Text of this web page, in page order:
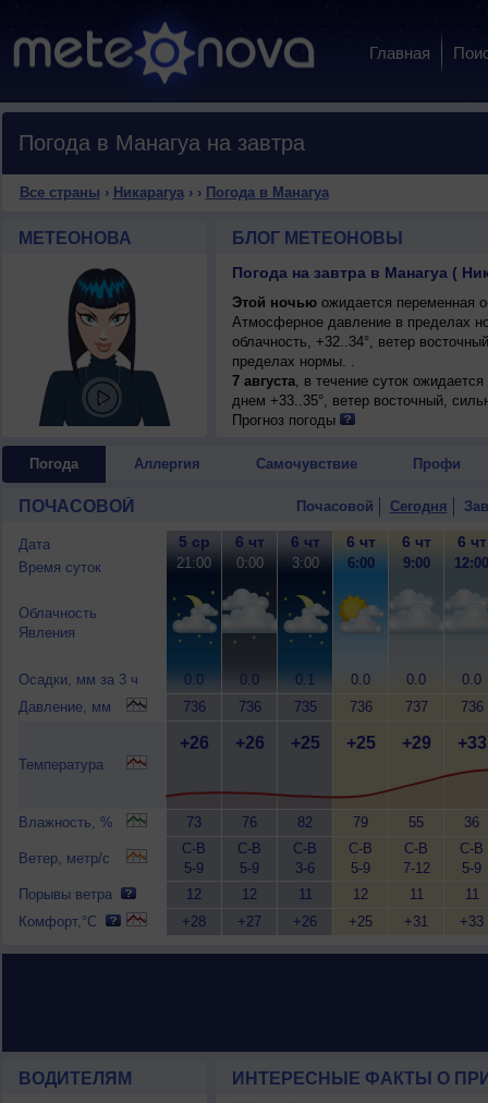
Главная
Погода в Манагуа на завтра
Все страны › Никарагуа› › Погода в Манагуа
МЕТЕОНОВА БЛОГ МЕТЕОНОВЫ
Погода на завтра в Манагуа (
Этой ночьюожидается переменная
Атмосферное давление в пределах
облачность, +32..34°, ветер
пределах нормы. .
7 августа, в течение суток
днем +33..35°, ветер восточный,
Прогноз погоды
Погода Аллергия Самочувствие Профи
ПОЧАСОВОЙ Почасовой Сегодня
Дата
Время суток
Облачность
Явления
Осадки, мм за 3 ч
Давление, мм
Температура
Влажность, %
Ветер, метр/с
Порывы ветра
Комфорт,°C
5 ср
21:00
0.0
736
+26
73
С-В
5-9
12
+28
6 чт
0:00
0.0
736
+26
76
С-В
5-9
12
+27
6 чт
3:00
0.1
735
+25
82
С-В
3-6
11
+26
6 чт
6:00
0.0
736
+25
79
С-В
5-9
12
+25
6 чт
9:00
0.0
737
+29
55
С-В
7-12
11
+31
6 чт
12:00
0.0
736
+33
36
С-В
5-9
11
+33
ВОДИТЕЛЯМ ИНТЕРЕСНЫЕ ФАКТЫ О